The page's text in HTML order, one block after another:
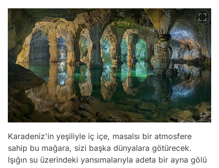
Karadeniz'in yeşiliyle iç içe, masalsı bir atmosfere
sahip bu mağara, sizi başka dünyalara götürecek.
Işığın su üzerindeki yansımalarıyla adeta bir ayna gölü